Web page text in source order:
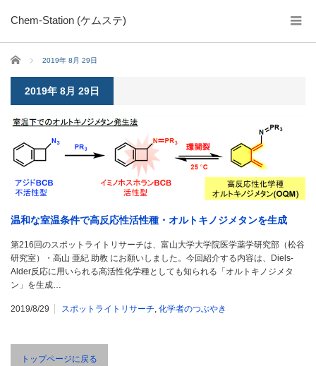
Chem-Station (ケムステ)
ホーム 2019年 8月 29日
2019年 8月 29日
温和な室温条件で高反応性活性種・オルトキノジメタンを生成
第216回のスポットライトリサーチは、富山大学大学院医学薬学研究部（松谷
研究室）・高山 亜紀 助教 にお願いしました。今回紹介する内容は、Diels-
Alder反応に用いられる高活性化学種としても知られる「オルトキノジメタ
ン」を生成…
2019/8/29 スポットライトリサーチ 化学者のつぶやき
トップページに戻る